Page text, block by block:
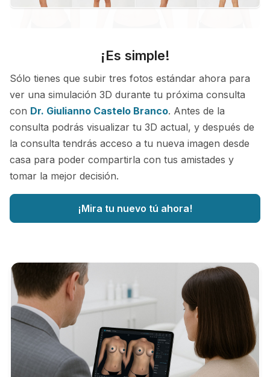
¡Es simple!
Sólo tienes que subir tres fotos estándar ahora para
ver una simulación 3D durante tu próxima consulta
con Dr. Giulianno Castelo Branco. Antes de la
consulta podrás visualizar tu 3D actual, y después de
la consulta tendrás acceso a tu nueva imagen desde
casa para poder compartirla con tus amistades y
tomar la mejor decisión.
¡Mira tu nuevo tú ahora!